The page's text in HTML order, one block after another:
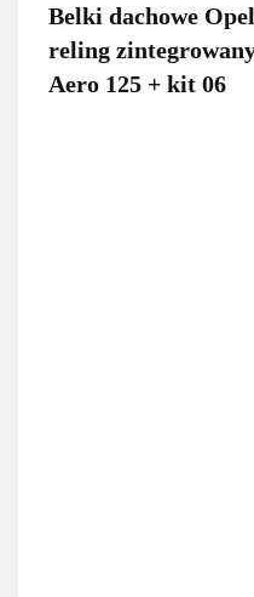
Belki dachowe
reling
Aero 125 + kit 06